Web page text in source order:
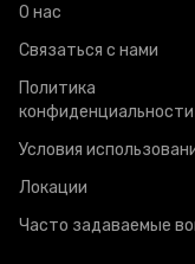
О нас
Связаться с нами
Политика
конфиденциальности
Условия
Локации
Часто задаваемые